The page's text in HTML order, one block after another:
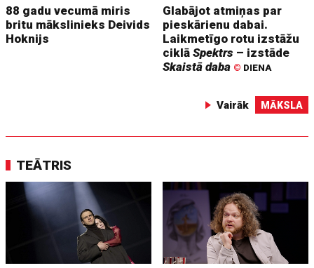
88 gadu vecumā miris
britu mākslinieks Deivids
Hoknijs
Glabājot atmiņas par
pieskārienu dabai.
Laikmetīgo rotu izstāžu
ciklāSpektrs – izstāde
Skaistā daba © DIENA
Vairāk MĀKSLA
TEĀTRIS